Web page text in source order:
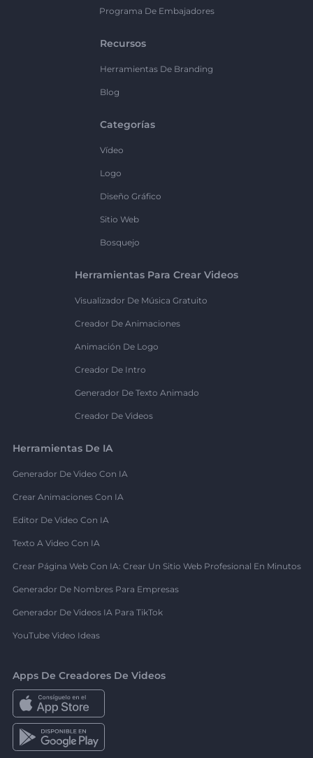
Programa De Embajadores
Recursos
Herramientas De Branding
Blog
Categorías
Vídeo
Logo
Diseño Gráfico
Sitio Web
Bosquejo
Herramientas Para Crear Videos
Visualizador De Música Gratuito
Creador De Animaciones
Animación De Logo
Creador De Intro
Generador De Texto Animado
Creador De Videos
Herramientas De IA
Generador De Video Con IA
Crear Animaciones Con IA
Editor De Video Con IA
Texto A Video Con IA
Crear Página Web Con IA: Crear Un Sitio Web Profesional En Minutos
Generador De Nombres Para Empresas
Generador De Videos IA Para TikTok
YouTube Video Ideas
Apps De Creadores De Videos